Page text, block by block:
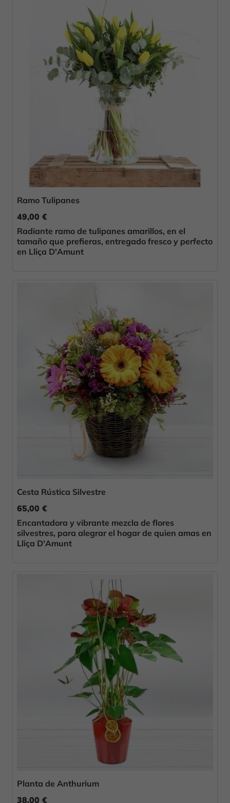
Ramo Tulipanes
49,00 €
Radiante ramo de tulipanes amarillos, en el
tamaño que prefieras, entregado fresco y perfecto
en Lliça D'Amunt
Cesta Rústica Silvestre
65,00 €
Encantadora y vibrante mezcla de flores
silvestres, para alegrar el hogar de quien amas en
Lliça D'Amunt
Planta de Anthurium
38,00 €